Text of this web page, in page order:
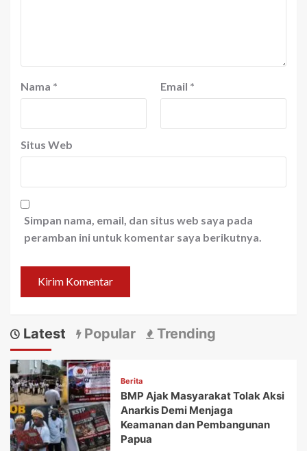
Nama * Email *
Situs Web
Simpan nama, email, dan situs web saya pada
peramban ini untuk komentar saya berikutnya.
Latest Popular Trending
Berita
BMP Ajak Masyarakat Tolak Aksi
Anarkis Demi Menjaga
Keamanan dan Pembangunan
Papua